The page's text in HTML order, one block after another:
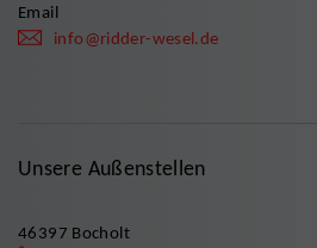
Email
info@ridder-wesel.de
Unsere Außenstellen
46397 Bocholt